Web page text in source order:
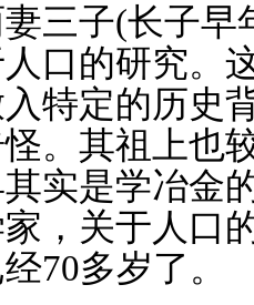
三子(长子早
口的研究。
特定的历史
。其祖上也
实是学冶金
，关于人口
70多岁了。